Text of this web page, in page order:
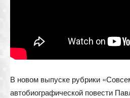
В новом выпуске рубрики
автобиографической повести